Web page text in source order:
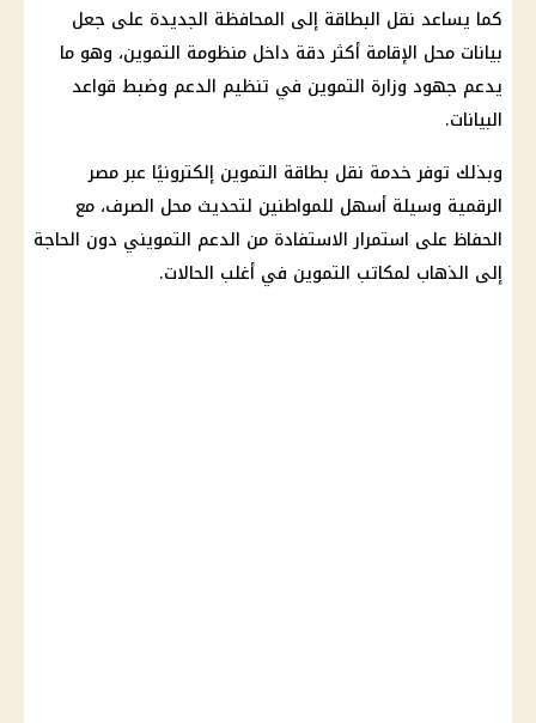
كما يساعد نقل البطاقة إلى المحافظة الجديدة على جعل
بيانات محل الإقامة أكثر دقة داخل منظومة التموين، وهو ما
يدعم جهود وزارة التموين في تنظيم الدعم وضبط قواعد
البيانات.
وبذلك توفر خدمة نقل بطاقة التموين إلكترونيًا عبرمصر
الرقمية وسيلة أسهل للمواطنين لتحديث محل الصرف، مع
الحفاظ على استمرار الاستفادة من الدعم التمويني دون الحاجة
إلى الذهاب لمكاتب التموين في أغلب الحالات.